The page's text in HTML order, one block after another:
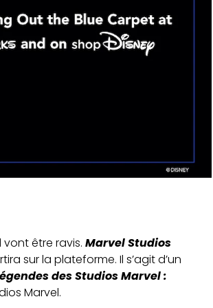
être ravis. Marvel Studios
sur la plateforme. Il s’agit d’un
des Studios Marvel :
Marvel.